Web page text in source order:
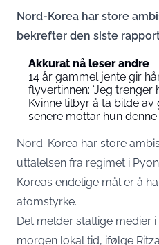
Nord-Korea har store
bekrefter den siste
Akkurat nå leser andre
14 år gammel jente gir
flyvertinnen: ‘Jeg trenger
Kvinne tilbyr å ta bilde
senere mottar hun
Nord-Korea har store
uttalelsen fra regimet i
Koreas endelige mål er å
atomstyrke.
Det melder statlige medier
morgen lokal tid, ifølge